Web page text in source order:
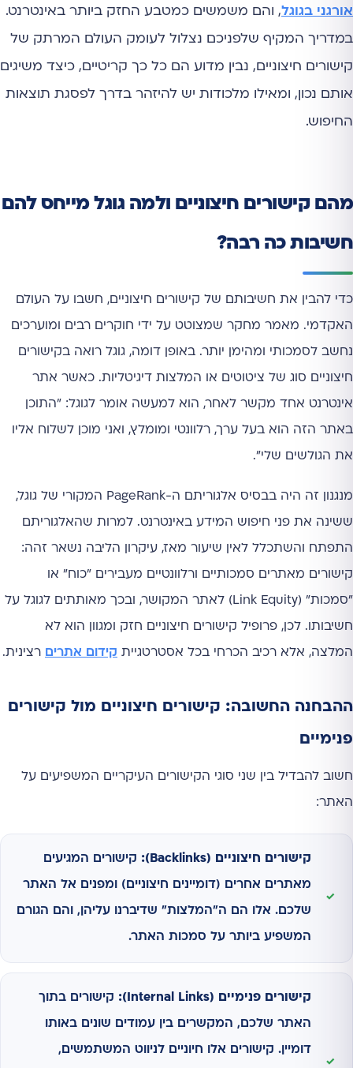
אורגני בגוגל, והם משמשים כמטבע החזק ביותר באינטרנט.
במדריך המקיף שלפניכם נצלול לעומק העולם המרתק של
קישורים חיצוניים, נבין מדוע הם כל כך קריטיים, כיצד משיגים
אותם נכון, ומאילו מלכודות יש להיזהר בדרך לפסגת תוצאות
החיפוש.
מהם קישורים חיצוניים ולמה גוגל מייחס להם
חשיבות כה רבה?
כדי להבין את חשיבותם של קישורים חיצוניים, חשבו על העולם
האקדמי. מאמר מחקר שמצוטט על ידי חוקרים רבים ומוערכים
נחשב לסמכותי ומהימן יותר. באופן דומה, גוגל רואה בקישורים
חיצוניים סוג של ציטוטים או המלצות דיגיטליות. כאשר אתר
אינטרנט אחד מקשר לאחר, הוא למעשה אומר לגוגל: "התוכן
באתר הזה הוא בעל ערך, רלוונטי ומומלץ, ואני מוכן לשלוח אליו
את הגולשים שלי".
מנגנון זה היה בבסיס אלגוריתם ה-PageRank המקורי של גוגל,
ששינה את פני חיפוש המידע באינטרנט. למרות שהאלגוריתם
התפתח והשתכלל לאין שיעור מאז, עיקרון הליבה נשאר זהה:
קישורים מאתרים סמכותיים ורלוונטיים מעבירים "כוח" או
"סמכות" (Link Equity) לאתר המקושר, ובכך מאותתים לגוגל על
חשיבותו. לכן, פרופיל קישורים חיצוניים חזק ומגוון הוא לא
המלצה, אלא רכיב הכרחי בכל אסטרטגיית קידום אתרים רצינית.
ההבחנה החשובה: קישורים חיצוניים מול קישורים
פנימיים
חשוב להבדיל בין שני סוגי הקישורים העיקריים המשפיעים על
האתר:
קישורים חיצוניים (Backlinks): קישורים המגיעים
מאתרים אחרים (דומיינים חיצוניים) ומפנים אל האתר
שלכם. אלו הם ה"המלצות" שדיברנו עליהן, והם הגורם
המשפיע ביותר על סמכות האתר.
קישורים פנימיים (Internal Links): קישורים בתוך
האתר שלכם, המקשרים בין עמודים שונים באותו
דומיין. קישורים אלו חיוניים לניווט המשתמשים,